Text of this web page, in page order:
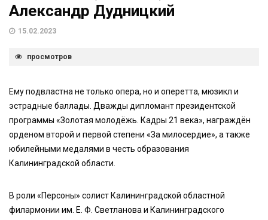
Александр Дудницкий
15.02.2023
просмотров
Ему подвластна не только опера, но и оперетта, мюзикл и
эстрадные баллады. Дважды дипломант президентской
программы «Золотая молодёжь. Кадры 21 века», награждён
орденом второй и первой степени «За милосердие», а также
юбилейными медалями в честь образования
Калининградской области.
В роли «Персоны» солист Калининградской областной
филармонии им. Е. Ф. Светланова и Калининградского